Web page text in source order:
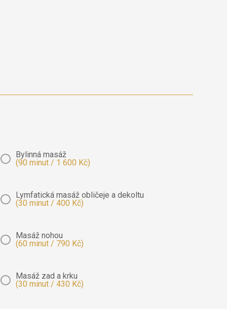
Bylinná masáž
(90 minut / 1 600 Kč)
Lymfatická masáž obličeje a dekoltu
(30 minut / 400 Kč)
Masáž nohou
(60 minut / 790 Kč)
Masáž zad a krku
(30 minut / 430 Kč)